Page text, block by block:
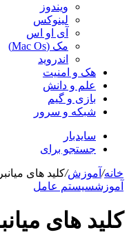
ویندوز
لینوکس
آی او اس
مک (Mac Os)
اندروید
هک و امنیت
علم و دانش
بازی و گیم
شبکه و سرور
سایدبار
جستجو برای
خانه/ آموزش/کلید های میانبر
آموزشسیستم عامل
کلید های